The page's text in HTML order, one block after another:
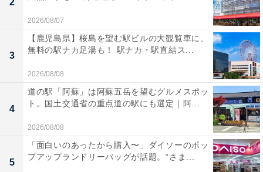
という声があがっています。一方で、「画面が明るすぎ
て画質調整が少し難しい」という声も。臨場感ある映像
とサウンドを自宅で満喫したい人や、録画の手間を省い
てテレビを楽しみたい人には、おすすめの商品といえそ
うです。
あわせて読みたい
【Amazonセール】Anker「急速充電器」が
特別価格で登場中【1月5日】
2
2026/08/07
3
【鹿児島県】桜島を望む駅ビルの大観覧車に、
無料の駅ナカ足湯も！ 駅ナカ・駅直結ス...
2026/08/08
4
道の駅「阿蘇」は阿蘇五岳を望むグルメスポッ
ト。国土交通省の重点道の駅にも選定｜阿...
2026/08/08
5
「面白いのあったから購入〜」ダイソーのポッ
プアップランドリーバッグが話題。“さま...